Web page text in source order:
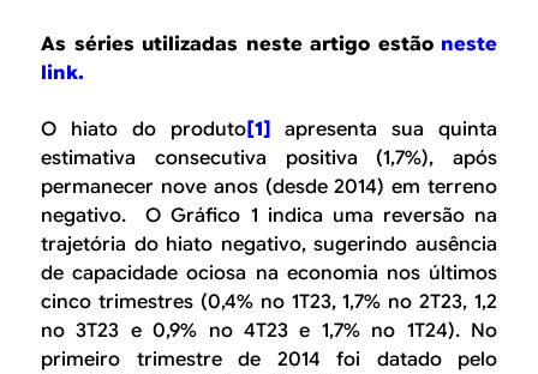
s
a
As séries utilizadas neste artigo estão neste
link.
O hiato do produto[1]
apresenta sua quinta
estimativa consecutiva positiva (1,7%), após
permanecer nove anos (desde 2014) em terreno
negativo. O Gráfico 1 indica uma reversão na
trajetória do hiato negativo, sugerindo ausência
de capacidade ociosa na economia nos últimos
cinco trimestres (0,4% no 1T23, 1,7% no 2T23, 1,2
no 3T23 e 0,9% no 4T23 e 1,7% no 1T24). No
primeiro trimestre de 2014 foi datado pelo